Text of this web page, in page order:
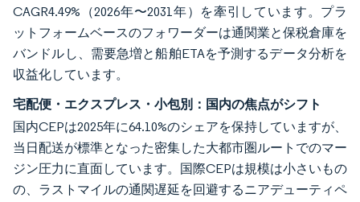
CAGR4.49%（2026年〜2031年）を牽引しています。プラ
ットフォームベースのフォワーダーは通関業と保税倉庫を
バンドルし、需要急増と船舶ETAを予測するデータ分析を
収益化しています。
宅配便・エクスプレス・小包別：国内の焦点がシフト
国内CEPは2025年に64.10%のシェアを保持していますが、
当日配送が標準となった密集した大都市圏ルートでのマー
ジン圧力に直面しています。国際CEPは規模は小さいもの
の、ラストマイルの通関遅延を回避するニアデューティペ